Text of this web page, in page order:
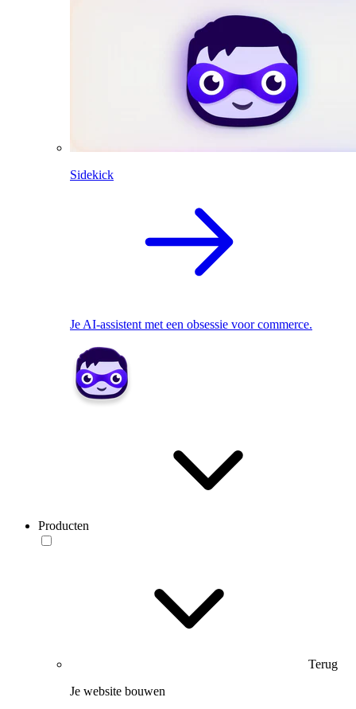
Sidekick
Je AI-assistent met een obsessie voor commerce.
Producten
Terug
Je website bouwen